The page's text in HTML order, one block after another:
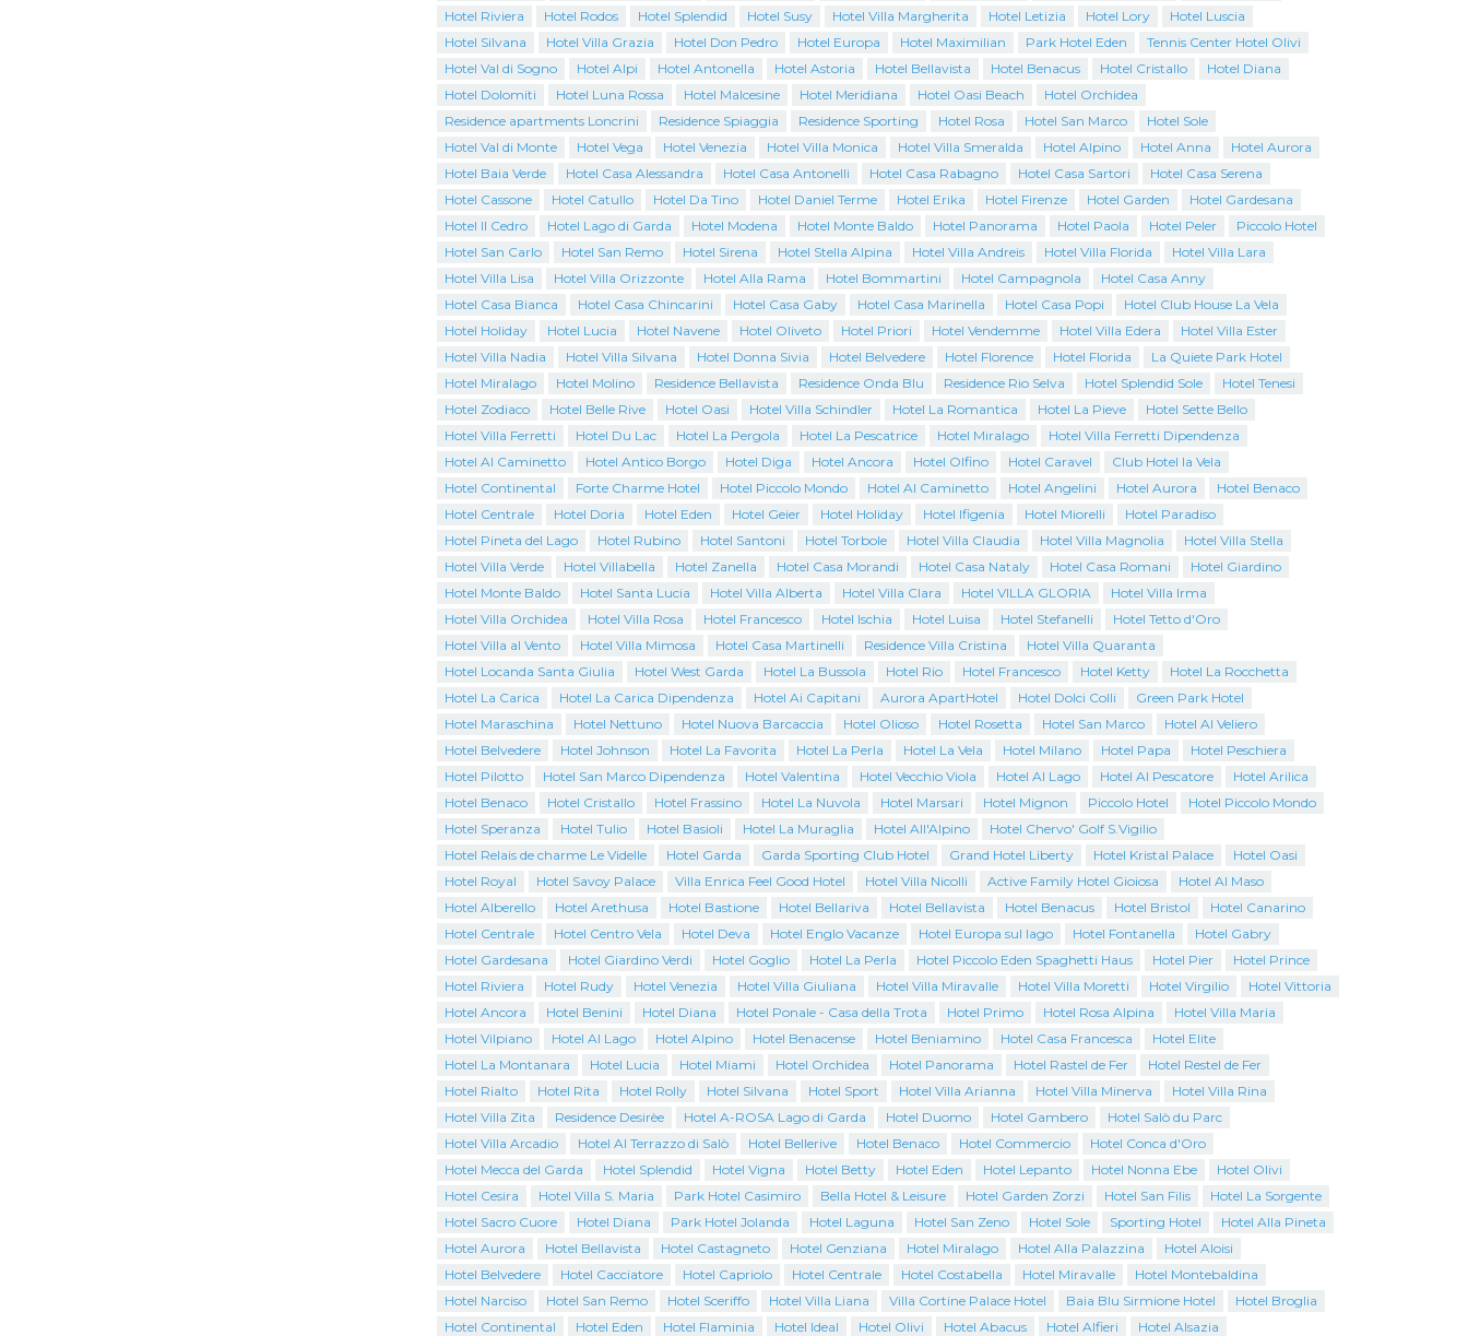
Hotel Riviera
Hotel Rodos Hotel Splendid Hotel Susy Hotel Villa Margherita Hotel Letizia Hotel Lory
Hotel Luscia
Hotel Silvana
Hotel Villa Grazia Hotel Don Pedro Hotel Europa Hotel Maximilian Park Hotel Eden
Tennis Center Hotel Olivi
Hotel Val di Sogno
Hotel Alpi Hotel Antonella Hotel Astoria Hotel Bellavista Hotel Benacus Hotel Cristallo
Hotel Diana
Hotel Dolomiti
Hotel Luna Rossa Hotel Malcesine Hotel Meridiana Hotel Oasi Beach
Hotel Orchidea
Residence apartments Loncrini
Residence Spiaggia Residence Sporting Hotel Rosa Hotel San Marco
Hotel Sole
Hotel Val di Monte
Hotel Vega Hotel Venezia Hotel Villa Monica Hotel Villa Smeralda Hotel Alpino Hotel Anna
Hotel Aurora
Hotel Baia Verde
Hotel Casa Alessandra Hotel Casa Antonelli Hotel Casa Rabagno Hotel Casa Sartori
Hotel Casa Serena
Hotel Cassone
Hotel Catullo Hotel Da Tino Hotel Daniel Terme Hotel Erika Hotel Firenze Hotel Garden
Hotel Gardesana
Hotel Il Cedro
Hotel Lago di Garda Hotel Modena Hotel Monte Baldo Hotel Panorama Hotel Paola Hotel Peler
Piccolo Hotel
Hotel San Carlo
Hotel San Remo Hotel Sirena Hotel Stella Alpina Hotel Villa Andreis Hotel Villa Florida
Hotel Villa Lara
Hotel Villa Lisa
Hotel Villa Orizzonte Hotel Alla Rama Hotel Bommartini Hotel Campagnola
Hotel Casa Anny
Hotel Casa Bianca
Hotel Casa Chincarini Hotel Casa Gaby Hotel Casa Marinella Hotel Casa Popi
Hotel Club House La Vela
Hotel Holiday
Hotel Lucia Hotel Navene Hotel Oliveto Hotel Priori Hotel Vendemme Hotel Villa Edera
Hotel Villa Ester
Hotel Villa Nadia
Hotel Villa Silvana Hotel Donna Sivia Hotel Belvedere Hotel Florence Hotel Florida
La Quiete Park Hotel
Hotel Miralago
Hotel Molino Residence Bellavista Residence Onda Blu Residence Rio Selva Hotel Splendid Sole
Hotel Tenesi
Hotel Zodiaco
Hotel Belle Rive Hotel Oasi Hotel Villa Schindler Hotel La Romantica Hotel La Pieve
Hotel Sette Bello
Hotel Villa Ferretti
Hotel Du Lac Hotel La Pergola Hotel La Pescatrice Hotel Miralago
Hotel Villa Ferretti Dipendenza
Hotel Al Caminetto
Hotel Antico Borgo Hotel Diga Hotel Ancora Hotel Olfino Hotel Caravel
Club Hotel la Vela
Hotel Continental
Forte Charme Hotel Hotel Piccolo Mondo Hotel Al Caminetto Hotel Angelini Hotel Aurora
Hotel Benaco
Hotel Centrale
Hotel Doria Hotel Eden Hotel Geier Hotel Holiday Hotel Ifigenia Hotel Miorelli
Hotel Paradiso
Hotel Pineta del Lago
Hotel Rubino Hotel Santoni Hotel Torbole Hotel Villa Claudia Hotel Villa Magnolia
Hotel Villa Stella
Hotel Villa Verde
Hotel Villabella Hotel Zanella Hotel Casa Morandi Hotel Casa Nataly Hotel Casa Romani
Hotel Giardino
Hotel Monte Baldo
Hotel Santa Lucia Hotel Villa Alberta Hotel Villa Clara Hotel VILLA GLORIA
Hotel Villa Irma
Hotel Villa Orchidea
Hotel Villa Rosa Hotel Francesco Hotel Ischia Hotel Luisa Hotel Stefanelli
Hotel Tetto d'Oro
Hotel Villa al Vento
Hotel Villa Mimosa Hotel Casa Martinelli Residence Villa Cristina
Hotel Villa Quaranta
Hotel Locanda Santa Giulia
Hotel West Garda Hotel La Bussola Hotel Rio Hotel Francesco Hotel Ketty
Hotel La Rocchetta
Hotel La Carica
Hotel La Carica Dipendenza Hotel Ai Capitani Aurora ApartHotel Hotel Dolci Colli
Green Park Hotel
Hotel Maraschina
Hotel Nettuno Hotel Nuova Barcaccia Hotel Olioso Hotel Rosetta Hotel San Marco
Hotel Al Veliero
Hotel Belvedere
Hotel Johnson Hotel La Favorita Hotel La Perla Hotel La Vela Hotel Milano Hotel Papa
Hotel Peschiera
Hotel Pilotto
Hotel San Marco Dipendenza Hotel Valentina Hotel Vecchio Viola Hotel Al Lago Hotel Al Pescatore
Hotel Arilica
Hotel Benaco
Hotel Cristallo Hotel Frassino Hotel La Nuvola Hotel Marsari Hotel Mignon Piccolo Hotel
Hotel Piccolo Mondo
Hotel Speranza
Hotel Tulio Hotel Basioli Hotel La Muraglia Hotel All'Alpino
Hotel Chervo' Golf S.Vigilio
Hotel Relais de charme Le Videlle
Hotel Garda Garda Sporting Club Hotel Grand Hotel Liberty Hotel Kristal Palace
Hotel Oasi
Hotel Royal
Hotel Savoy Palace Villa Enrica Feel Good Hotel Hotel Villa Nicolli Active Family Hotel Gioiosa
Hotel Al Maso
Hotel Alberello
Hotel Arethusa Hotel Bastione Hotel Bellariva Hotel Bellavista Hotel Benacus Hotel Bristol
Hotel Canarino
Hotel Centrale
Hotel Centro Vela Hotel Deva Hotel Englo Vacanze Hotel Europa sul lago Hotel Fontanella
Hotel Gabry
Hotel Gardesana
Hotel Giardino Verdi Hotel Goglio Hotel La Perla Hotel Piccolo Eden Spaghetti Haus Hotel Pier
Hotel Prince
Hotel Riviera
Hotel Rudy Hotel Venezia Hotel Villa Giuliana Hotel Villa Miravalle Hotel Villa Moretti Hotel Virgilio
Hotel Vittoria
Hotel Ancora
Hotel Benini Hotel Diana Hotel Ponale - Casa della Trota Hotel Primo Hotel Rosa Alpina
Hotel Villa Maria
Hotel Vilpiano
Hotel Al Lago Hotel Alpino Hotel Benacense Hotel Beniamino Hotel Casa Francesca
Hotel Elite
Hotel La Montanara
Hotel Lucia Hotel Miami Hotel Orchidea Hotel Panorama Hotel Rastel de Fer
Hotel Restel de Fer
Hotel Rialto
Hotel Rita Hotel Rolly Hotel Silvana Hotel Sport Hotel Villa Arianna Hotel Villa Minerva
Hotel Villa Rina
Hotel Villa Zita
Residence Desirèe Hotel A-ROSA Lago di Garda Hotel Duomo Hotel Gambero
Hotel Salò du Parc
Hotel Villa Arcadio
Hotel Al Terrazzo di Salò Hotel Bellerive Hotel Benaco Hotel Commercio
Hotel Conca d'Oro
Hotel Mecca del Garda
Hotel Splendid Hotel Vigna Hotel Betty Hotel Eden Hotel Lepanto Hotel Nonna Ebe
Hotel Olivi
Hotel Cesira
Hotel Villa S. Maria Park Hotel Casimiro Bella Hotel & Leisure Hotel Garden Zorzi Hotel San Filis
Hotel La Sorgente
Hotel Sacro Cuore
Hotel Diana Park Hotel Jolanda Hotel Laguna Hotel San Zeno Hotel Sole Sporting Hotel
Hotel Alla Pineta
Hotel Aurora
Hotel Bellavista Hotel Castagneto Hotel Genziana Hotel Miralago Hotel Alla Palazzina
Hotel Aloisi
Hotel Belvedere
Hotel Cacciatore Hotel Capriolo Hotel Centrale Hotel Costabella Hotel Miravalle
Hotel Montebaldina
Hotel Narciso
Hotel San Remo Hotel Sceriffo Hotel Villa Liana Villa Cortine Palace Hotel Baia Blu Sirmione Hotel
Hotel Broglia
Hotel Continental
Hotel Eden Hotel Flaminia Hotel Ideal Hotel Olivi Hotel Abacus Hotel Alfieri
Hotel Alsazia